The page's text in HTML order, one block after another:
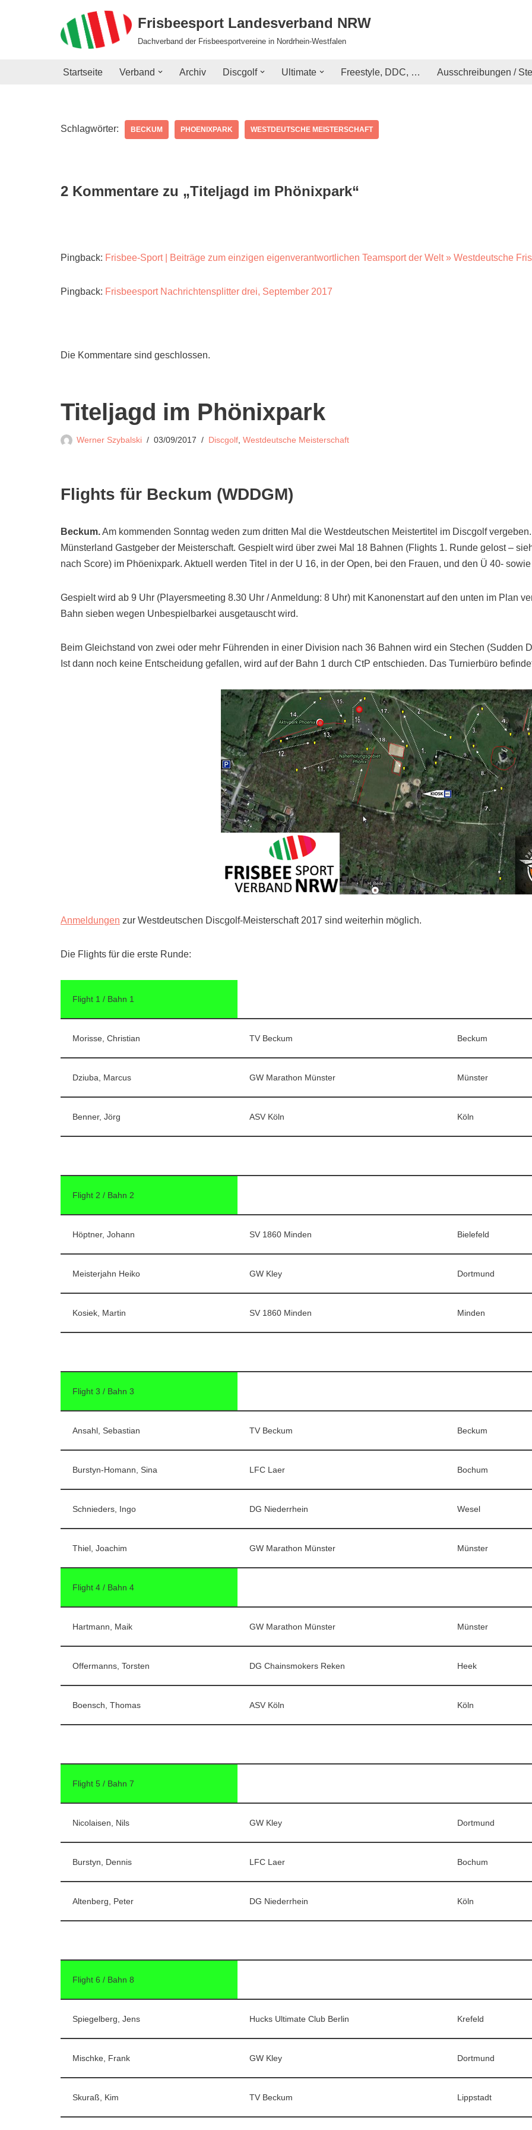
Frisbeesport Landesverband NRW
Dachverband der Frisbeesportvereine in Nordrhein-Westfalen
Startseite Verband Archiv Discgolf Ultimate Freestyle, DDC, … Ausschreibungen /
Schlagwörter: BECKUM PHOENIXPARK WESTDEUTSCHE MEISTERSCHAFT
2 Kommentare zu „Titeljagd im Phönixpark“
Pingback: Frisbee-Sport | Beiträge zum einzigen eigenverantwortlichen Teamsport der Welt » Westdeutsche
Pingback: Frisbeesport Nachrichtensplitter drei, September 2017
Die Kommentare sind geschlossen.
Titeljagd im Phönixpark
Werner Szybalski 03/09/2017 Discgolf, Westdeutsche Meisterschaft
Flights für Beckum (WDDGM)
Beckum.Am kommenden Sonntag weden zum dritten Mal die Westdeutschen Meistertitel im Discgolf
Münsterland Gastgeber der Meisterschaft. Gespielt wird über zwei Mal 18 Bahnen (Flights 1. Runde gelost –
nach Score) im Phöenixpark. Aktuell werden Titel in der U 16, in der Open, bei den Frauen, und den Ü 40-
Gespielt wird ab 9 Uhr (Playersmeeting 8.30 Uhr / Anmeldung: 8 Uhr) mit Kanonenstart auf den unten im Plan
Bahn sieben wegen Unbespielbarkei ausgetauscht wird.
Beim Gleichstand von zwei oder mehr Führenden in einer Division nach 36 Bahnen wird ein Stechen (Sudden
Ist dann noch keine Entscheidung gefallen, wird auf der Bahn 1 durch CtP entschieden. Das Turnierbüro
Anmeldungen zur Westdeutschen Discgolf-Meisterschaft 2017 sind weiterhin möglich.
Die Flights für die erste Runde:
Flight 1 / Bahn 1
Morisse, Christian TV Beckum Beckum
Dziuba, Marcus GW Marathon Münster Münster
Benner, Jörg ASV Köln Köln
Flight 2 / Bahn 2
Höptner, Johann SV 1860 Minden Bielefeld
Meisterjahn Heiko GW Kley Dortmund
Kosiek, Martin SV 1860 Minden Minden
Flight 3 / Bahn 3
Ansahl, Sebastian TV Beckum Beckum
Burstyn-Homann, Sina LFC Laer Bochum
Schnieders, Ingo DG Niederrhein Wesel
Thiel, Joachim GW Marathon Münster Münster
Flight 4 / Bahn 4
Hartmann, Maik GW Marathon Münster Münster
Offermanns, Torsten DG Chainsmokers Reken Heek
Boensch, Thomas ASV Köln Köln
Flight 5 / Bahn 7
Nicolaisen, Nils GW Kley Dortmund
Burstyn, Dennis LFC Laer Bochum
Altenberg, Peter DG Niederrhein Köln
Flight 6 / Bahn 8
Spiegelberg, Jens Hucks Ultimate Club Berlin Krefeld
Mischke, Frank GW Kley Dortmund
Skuraß, Kim TV Beckum Lippstadt